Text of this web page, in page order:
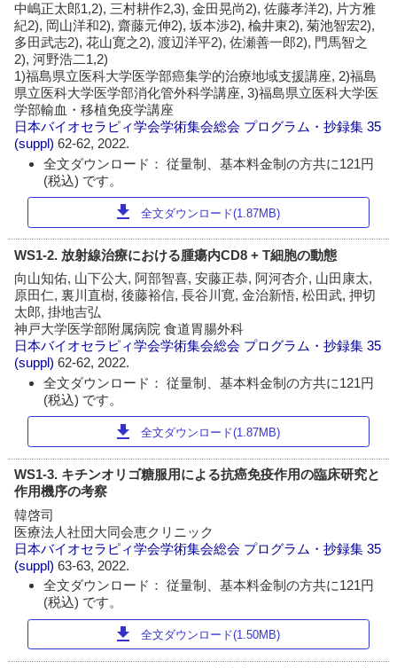
中嶋正太郎1,2), 三村耕作2,3), 金田晃尚2), 佐藤孝洋2), 片方雅
紀2), 岡山洋和2), 齋藤元伸2), 坂本渉2), 楡井東2), 菊池智宏2),
多田武志2), 花山寛之2), 渡辺洋平2), 佐瀬善一郎2), 門馬智之
2), 河野浩二1,2)
1)福島県立医科大学医学部癌集学的治療地域支援講座, 2)福島
県立医科大学医学部消化管外科学講座, 3)福島県立医科大学医
学部輸血・移植免疫学講座
日本バイオセラピィ学会学術集会総会 プログラム・抄録集 35
(suppl)62-62, 2022.
全文ダウンロード： 従量制、基本料金制の方共に121円
(税込) です。
download 全文ダウンロード(1.87MB)
WS1-2. 放射線治療における腫瘍内CD8 + T細胞の動態
向山知佑, 山下公大, 阿部智喜, 安藤正恭, 阿河杏介, 山田康太,
原田仁, 裏川直樹, 後藤裕信, 長谷川寛, 金治新悟, 松田武, 押切
太郎, 掛地吉弘
神戸大学医学部附属病院 食道胃腸外科
日本バイオセラピィ学会学術集会総会 プログラム・抄録集 35
(suppl)62-62, 2022.
全文ダウンロード： 従量制、基本料金制の方共に121円
(税込) です。
download 全文ダウンロード(1.87MB)
WS1-3. キチンオリゴ糖服用による抗癌免疫作用の臨床研究と
作用機序の考察
韓啓司
医療法人社団大同会恵クリニック
日本バイオセラピィ学会学術集会総会 プログラム・抄録集 35
(suppl)63-63, 2022.
全文ダウンロード： 従量制、基本料金制の方共に121円
(税込) です。
download 全文ダウンロード(1.50MB)